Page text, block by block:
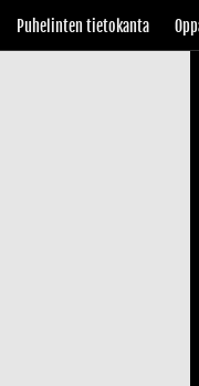
Puhelinten tietokanta